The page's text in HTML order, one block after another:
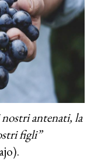
antenati, la
figli”